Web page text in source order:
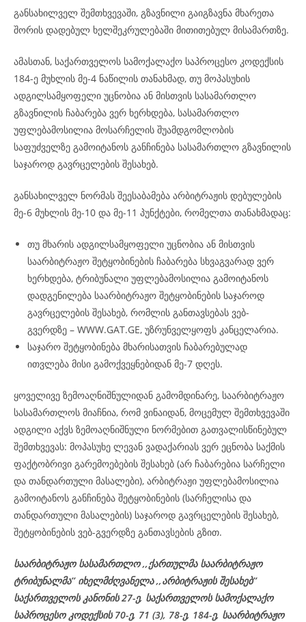
განსახილველ შემთხვევაში, გზავნილი გაიგზავნა მხარეთა
შორის დადებულ ხელშეკრულებაში მითითებულ მისამართზე.
ამასთან, საქართველოს სამოქალაქო საპროცესო კოდექსის
184-ე მუხლის მე-4 ნაწილის თანახმად, თუ მოპასუხის
ადგილსამყოფელი უცნობია ან მისთვის სასამართლო
გზავნილის ჩაბარება ვერ ხერხდება, სასამართლო
უფლებამოსილია მოსარჩელის შუამდგომლობის
საფუძველზე გამოიტანოს განჩინება სასამართლო გზავნილის
საჯაროდ გავრცელების შესახებ.
განსახილველ ნორმას შეესაბამება არბიტრაჟის დებულების
მე-6 მუხლის მე-10 და მე-11 პუნქტები, რომელთა თანახმადაც:
თუ მხარის ადგილსამყოფელი უცნობია ან მისთვის
საარბიტრაჟო შეტყობინების ჩაბარება სხვაგვარად ვერ
ხერხდება, ტრიბუნალი უფლებამოსილია გამოიტანოს
დადგენილება საარბიტრაჟო შეტყობინების საჯაროდ
გავრცელების შესახებ, რომლის განთავსებას ვებ-
გვერდზე – WWW.GAT.GE, უზრუნველყოფს კანცელარია.
საჯარო შეტყობინება მხარისათვის ჩაბარებულად
ითვლება მისი გამოქვეყნებიდან მე-7 დღეს.
ყოველივე ზემოაღნიშნულიდან გამომდინარე, საარბიტრაჟო
სასამართლოს მიაჩნია, რომ ვინაიდან, მოცემულ შემთხვევაში
ადგილი აქვს ზემოაღნიშნული ნორმებით გათვალისწინებულ
შემთხვევას: მოპასუხე ლევან ვადაქარიას ვერ ეცნობა საქმის
ფაქტობრივი გარემოებების შესახებ (არ ჩაბარებია სარჩელი
და თანდართული მასალები), არბიტრაჟი უფლებამოსილია
გამოიტანოს განჩინება შეტყობინების (სარჩელისა და
თანდართული მასალების) საჯაროდ გავრცელების შესახებ,
შეტყობინების ვებ-გვერდზე განთავსების გზით.
საარბიტრაჟო სასამართლო ,,ქართულმა საარბიტრაჟო
ტრიბუნალმა’’ იხელმძღვანელა,,არბიტრაჟის შესახებ’’
საქართველოს კანონის 27-ე, საქართველოს სამოქალაქო
საპროცესო კოდექსის 70-ე, 71 (3), 78-ე, 184-ე, საარბიტრაჟო